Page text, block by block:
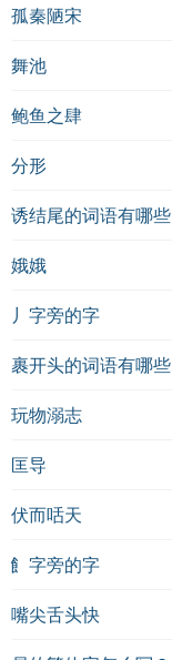
孤秦陋宋
舞池
鲍鱼之肆
分形
诱结尾的词语有哪些
娥娥
丿字旁的字
裹开头的词语有哪些
玩物溺志
匡导
伏而咶天
飠字旁的字
嘴尖舌头快